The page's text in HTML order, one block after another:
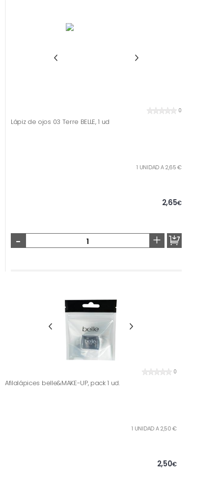
0
Lápiz de ojos 03 Terre BELLE, 1 ud
1 UNIDAD A 2,65 €
2,65€
- +
0
Afilalápices belle&MAKE-UP, pack 1 ud.
1 UNIDAD A 2,50 €
2,50€